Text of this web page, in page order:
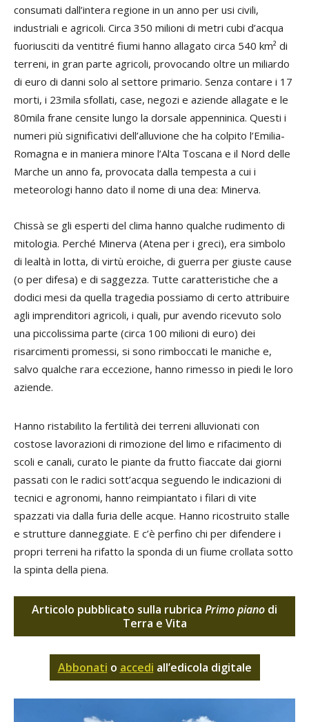
consumati dall’intera regione in un anno per usi civili,
industriali e agricoli. Circa 350 milioni di metri cubi d’acqua
fuoriusciti da ventitré fiumi hanno allagato circa 540 km² di
terreni, in gran parte agricoli, provocando oltre un miliardo
di euro di danni solo al settore primario. Senza contare i 17
morti, i 23mila sfollati, case, negozi e aziende allagate e le
80mila frane censite lungo la dorsale appenninica. Questi i
numeri più significativi dell’alluvione che ha colpito l’Emilia-
Romagna e in maniera minore l’Alta Toscana e il Nord delle
Marche un anno fa, provocata dalla tempesta a cui i
meteorologi hanno dato il nome di una dea: Minerva.
Chissà se gli esperti del clima hanno qualche rudimento di
mitologia. Perché Minerva (Atena per i greci), era simbolo
di lealtà in lotta, di virtù eroiche, di guerra per giuste cause
(o per difesa) e di saggezza. Tutte caratteristiche che a
dodici mesi da quella tragedia possiamo di certo attribuire
agli imprenditori agricoli, i quali, pur avendo ricevuto solo
una piccolissima parte (circa 100 milioni di euro) dei
risarcimenti promessi, si sono rimboccati le maniche e,
salvo qualche rara eccezione, hanno rimesso in piedi le loro
aziende.
Hanno ristabilito la fertilità dei terreni alluvionati con
costose lavorazioni di rimozione del limo e rifacimento di
scoli e canali, curato le piante da frutto fiaccate dai giorni
passati con le radici sott’acqua seguendo le indicazioni di
tecnici e agronomi, hanno reimpiantato i filari di vite
spazzati via dalla furia delle acque. Hanno ricostruito stalle
e strutture danneggiate. E c’è perfino chi per difendere i
propri terreni ha rifatto la sponda di un fiume crollata sotto
la spinta della piena.
Articolo pubblicato sulla rubrica Primo piano di
Terra e Vita
Abbonati o accedi all’edicola digitale